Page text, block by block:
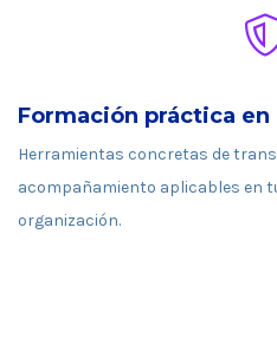
Formación práctica
Herramientas concretas de
acompañamiento aplicables en
organización.